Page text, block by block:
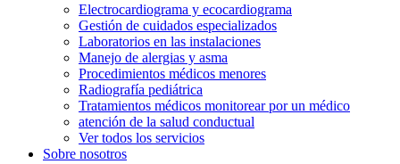
Electrocardiograma y ecocardiograma
Gestión de cuidados especializados
Laboratorios en las instalaciones
Manejo de alergias y asma
Procedimientos médicos menores
Radiografía pediátrica
Tratamientos médicos monitorear por un médico
atención de la salud conductual
Ver todos los servicios
Sobre nosotros